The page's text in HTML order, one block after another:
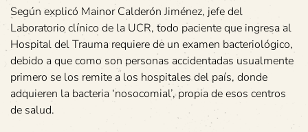
Según explicó Mainor Calderón Jiménez, jefe del
Laboratorio clínico de la UCR, todo paciente que ingresa al
Hospital del Trauma requiere de un examen bacteriológico,
debido a que como son personas accidentadas usualmente
primero se los remite a los hospitales del país, donde
adquieren la bacteria ‘nosocomial’, propia de esos centros
de salud.